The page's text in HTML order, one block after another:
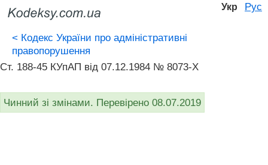
Укр Рус
< Кодекс України про адміністративні
правопорушення
Ст. 188-45 КУпАП вiд 07.12.1984 № 8073-X
Чинний зі змінами. Перевірено 08.07.2019